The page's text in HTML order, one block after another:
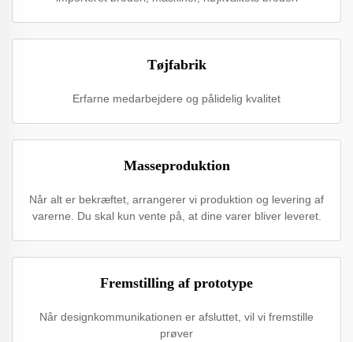
Tøjfabrik
Erfarne medarbejdere og pålidelig kvalitet
Masseproduktion
Når alt er bekræftet, arrangerer vi produktion og levering af
varerne. Du skal kun vente på, at dine varer bliver leveret.
Fremstilling af prototype
Når designkommunikationen er afsluttet, vil vi fremstille
prøver